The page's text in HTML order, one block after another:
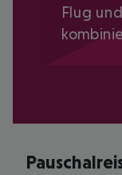
Flug